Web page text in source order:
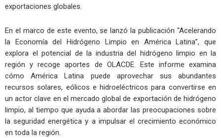
exportaciones globales.
En el marco de este evento, se lanzó la publicación “Acelerando
la Economía del Hidrógeno Limpio en América Latina”, que
explora el potencial de la industria del hidrógeno limpio en la
región y recoge aportes de OLACDE. Este informe examina
cómo América Latina puede aprovechar sus abundantes
recursos solares, eólicos e hidroeléctricos para convertirse en
un actor clave en el mercado global de exportación de hidrógeno
limpio, al tiempo que ayuda a abordar las preocupaciones sobre
la seguridad energética y a impulsar el crecimiento económico
en toda la región.